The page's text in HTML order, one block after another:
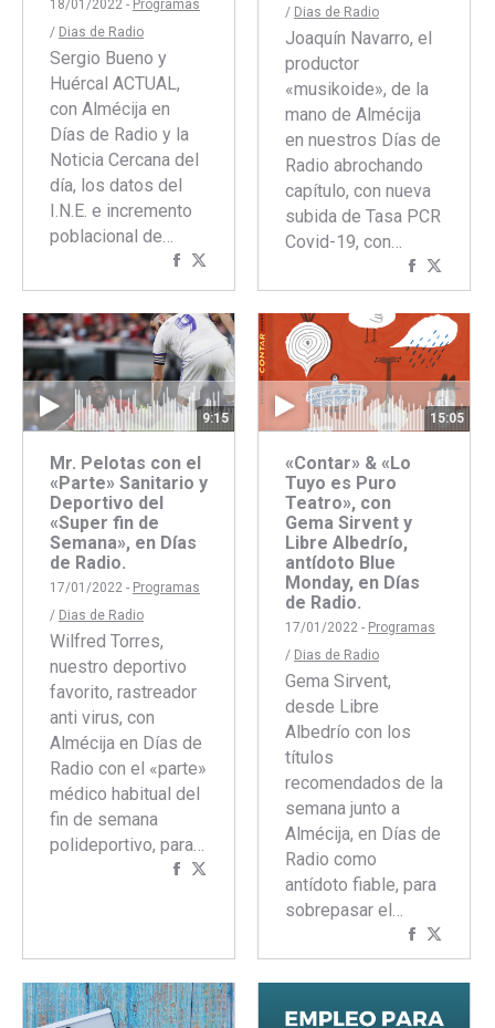
18/01/2022 - Programas
/ Dias de Radio
Sergio Bueno y
Huércal ACTUAL,
con Almécija en
Días de Radio y la
Noticia Cercana del
día, los datos del
I.N.E. e incremento
poblacional de…
Compartir
con
Facebook
con
Twitter
/ Dias de Radio
Joaquín Navarro, el
productor
«musikoide», de la
mano de Almécija
en nuestros Días de
Radio abrochando
capítulo, con nueva
subida de Tasa PCR
Covid-19, con…
Compartir
concon
9:15
Mr. Pelotas con el
«Parte» Sanitario y
Deportivo del
«Super fin de
Semana», en Días
de Radio.
17/01/2022 - Programas
/ Dias de Radio
Wilfred Torres,
nuestro deportivo
favorito, rastreador
anti virus, con
Almécija en Días de
Radio con el «parte»
médico habitual del
fin de semana
polideportivo, para…
Compartir
15:05
«Contar» & «Lo
Tuyo es Puro
Teatro», con
Gema Sirvent y
Libre Albedrío,
antídoto Blue
Monday, en Días
de Radio.
17/01/2022 - Programas
/ Dias de Radio
Gema Sirvent,
desde Libre
Albedrío con los
títulos
recomendados de la
semana junto a
Almécija, en Días de
Radio como
antídoto fiable, para
sobrepasar el…
Compartir
concon